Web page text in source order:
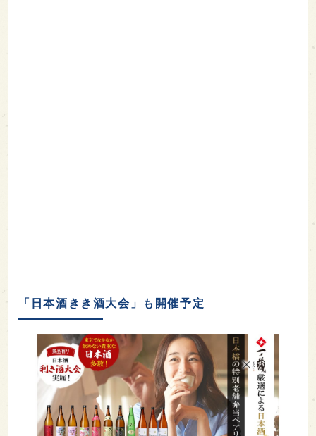
「日本酒きき酒大会」も開催予定